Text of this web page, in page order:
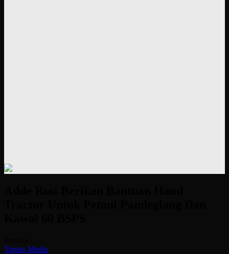
Tuntas Media